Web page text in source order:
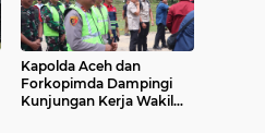
Kapolda Aceh dan
Forkopimda Dampingi
Kunjungan Kerja Wakil